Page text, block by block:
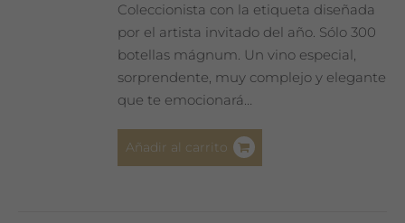
Coleccionista con la etiqueta diseñada
por el artista invitado del año. Sólo 300
botellas mágnum. Un vino especial,
sorprendente, muy complejo y elegante
que te emocionará…
Añadir al carrito